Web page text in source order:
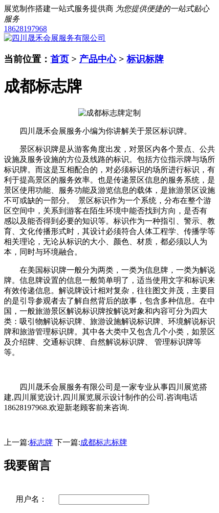
展览制作搭建一站式服务提供商 为您提供便捷的一站式贴心
服务
18628197968
当前位置： 首页 > 产品中心>标识标牌
成都标志牌
四川晟禾会展服务小编为你讲解关于景区标识牌。
景区标识牌是从游客角度出发，对景区内各个景点、公共
设施及服务设施的方位及线路的标识。包括方位指示牌与场所
标识牌。而这是互相配合的，对必须标识的场所进行标识，有
利于提高景区的服务效率。也是传递景区信息的服务系统，是
景区使用功能、服务功能及游览信息的载体，是旅游景区设施
不可或缺的一部分。 景区标识作为一个系统，分布在整个游
区空间中，关系到游客在陌生环境中能否找到方向，是否有
感以及能否得到必要的知识等。标识作为一种指引、警示、教
育、文化传播形式时，其设计必须符合人体工程学、传播学等
相关理论，无论从标识的大小、颜色、材质，都必须以人为
本，同时与环境融合。
在美国标识牌一般分为两类，一类为信息牌，一类为解说
牌。信息牌设置的信息一般简单明了，适当使用文字和标识来
有效传递信息。解说牌设计相对复杂，往往图文并茂，主要目
的是引导参观者去了解自然背后的故事，包含多种信息。在中
国，一般旅游景区解说标识牌按解说对象和内容可分为四大
类：吸引物解说标识牌、旅游设施解说标识牌、环境解说标识
牌和旅游管理标识牌。其中各大类中又包含几个小类，如景区
及介绍牌、交通标识牌、自然解说标识牌、 管理标识牌等
等。
四川晟禾会展服务有限公司是一家专业从事四川展览搭
建,四川展览设计,四川展览展示设计制作的公司.咨询电话
18628197968.欢迎新老顾客前来咨询.
上一篇:标志牌 下一篇:成都标志标牌
我要留言
用户名：